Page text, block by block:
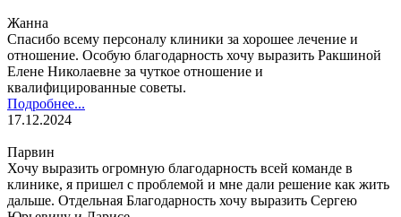
Жанна
Спасибо всему персоналу клиники за хорошее лечение и
отношение. Особую благодарность хочу выразить Ракшиной
Елене Николаевне за чуткое отношение и
квалифицированные советы.
Подробнее...
17.12.2024
Парвин
Хочу выразить огромную благодарность всей команде в
клинике, я пришел с проблемой и мне дали решение как жить
дальше. Отдельная Благодарность хочу выразить Сергею